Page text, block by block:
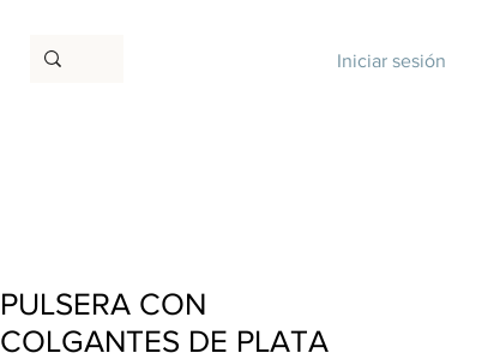
Iniciar sesión
PULSERA CON
COLGANTES DE PLATA